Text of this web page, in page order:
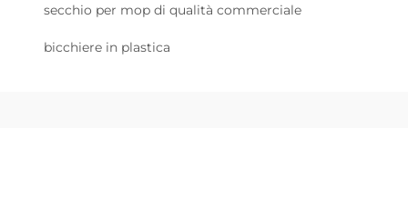
secchio per mop di qualità commerciale
bicchiere in plastica